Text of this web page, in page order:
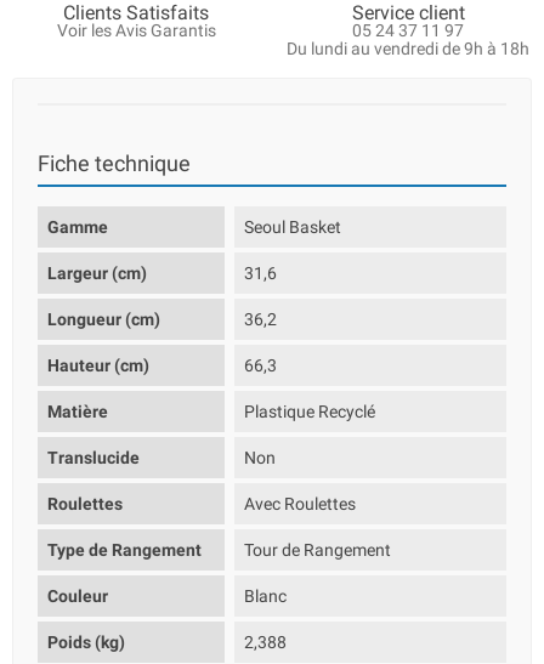
Clients Satisfaits
Voir les Avis Garantis
Service client
05 24 37 11 97
Du lundi au vendredi de 9h à 18h
Fiche technique
Gamme Seoul Basket
Largeur (cm) 31,6
Longueur (cm) 36,2
Hauteur (cm) 66,3
Matière Plastique Recyclé
Translucide Non
Roulettes Avec Roulettes
Type de Rangement Tour de Rangement
Couleur Blanc
Poids (kg) 2,388